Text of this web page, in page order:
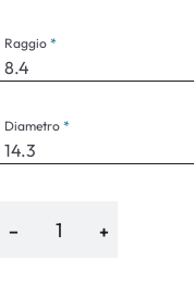
Raggio
Diametro
− +